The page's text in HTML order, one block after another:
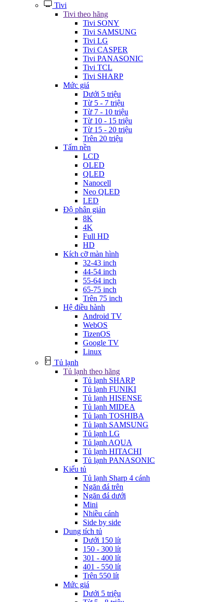
Tivi
Tivi theo hãng
Tivi SONY
Tivi SAMSUNG
Tivi LG
Tivi CASPER
Tivi PANASONIC
Tivi TCL
Tivi SHARP
Mức giá
Dưới 5 triệu
Từ 5 - 7 triệu
Từ 7 - 10 triệu
Từ 10 - 15 triệu
Từ 15 - 20 triệu
Trên 20 triệu
Tấm nền
LCD
OLED
QLED
Nanocell
Neo QLED
LED
Độ phân giản
8K
4K
Full HD
HD
Kích cỡ màn hình
32-43 inch
44-54 inch
55-64 inch
65-75 inch
Trên 75 inch
Hệ điều hành
Android TV
WebOS
TizenOS
Google TV
Linux
Tủ lạnh
Tủ lạnh theo hãng
Tủ lạnh SHARP
Tủ lạnh FUNIKI
Tủ lạnh HISENSE
Tủ lạnh MIDEA
Tủ lạnh TOSHIBA
Tủ lạnh SAMSUNG
Tủ lạnh LG
Tủ lạnh AQUA
Tủ lạnh HITACHI
Tủ lạnh PANASONIC
Kiểu tủ
Tủ lạnh Sharp 4 cánh
Ngăn đá trên
Ngăn đá dưới
Mini
Nhiều cánh
Side by side
Dung tích tủ
Dưới 150 lít
150 - 300 lít
301 - 400 lít
401 - 550 lít
Trên 550 lít
Mức giá
Dưới 5 triệu